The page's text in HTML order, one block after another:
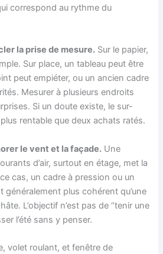
correspond au rythme du
la prise de mesure. Sur le papier,
Sur place, un tableau peut être
peut empiéter, ou un ancien cadre
Mesurer à plusieurs endroits
Si un doute existe, le sur-
rentable que deux achats ratés.
le vent et la façade. Une
d’air, surtout en étage, met la
cas, un cadre à pression ou un
généralement plus cohérent qu’une
L’objectif n’est pas de “tenir une
l’été sans y penser.
volet roulant, et fenêtre de